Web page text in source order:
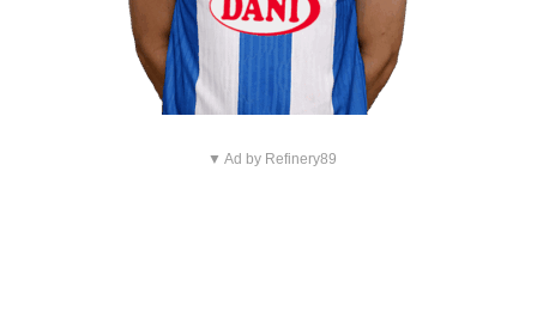
▼ Ad by Refinery89